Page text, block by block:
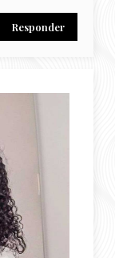
Responder